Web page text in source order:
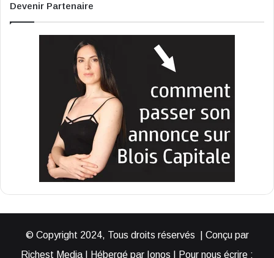
Devenir Partenaire
© Copyright 2024, Tous droits réservés | Conçu par
Richest Media | Hébergé par Ionos | Pour nous écrire :